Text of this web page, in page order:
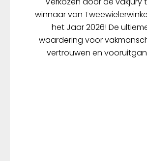
winnaar van
het Jaar 2026! De
waardering voor
vertrouwen en